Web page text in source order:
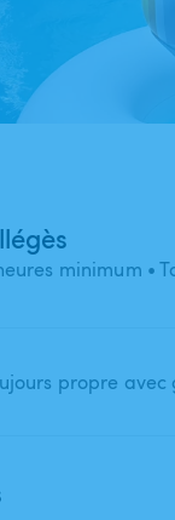
minimum •
propre avec